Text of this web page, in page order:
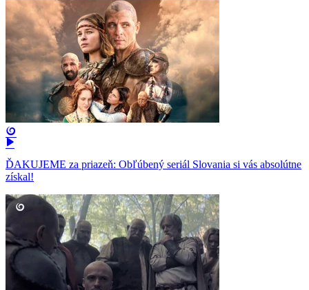
ĎAKUJEME za priazeň: Obľúbený seriál Slovania si vás absolútne
získal!